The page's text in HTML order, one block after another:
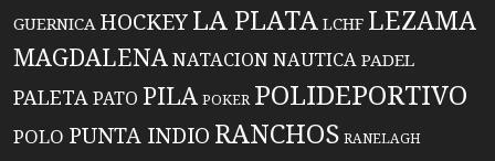
GUERNICA HOCKEYLA PLATA LCHF LEZAMA
MAGDALENANATACIONNAUTICA PADEL
PALETAPATO PILA POKER POLIDEPORTIVO
POLO PUNTA INDIO RANCHOS RANELAGH